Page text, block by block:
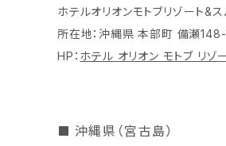
ホテルオリオンモトブリゾート&
所在地：沖縄県 本部町 備瀬148-
HP： ホテル オリオン モトブ リゾ
沖縄県（宮古島）